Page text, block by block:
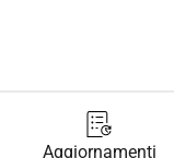
Aggiornamenti